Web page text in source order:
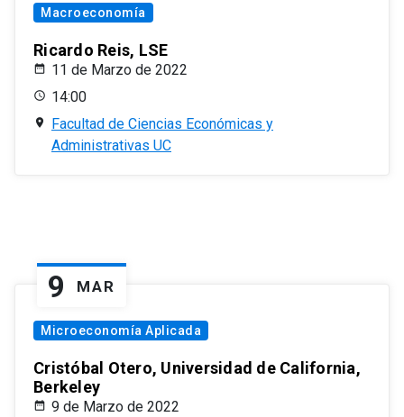
Macroeconomía
Ricardo Reis, LSE
11 de Marzo de 2022
14:00
Facultad de Ciencias Económicas y
Administrativas UC
9 MAR
Microeconomía Aplicada
Cristóbal Otero, Universidad de California,
Berkeley
9 de Marzo de 2022